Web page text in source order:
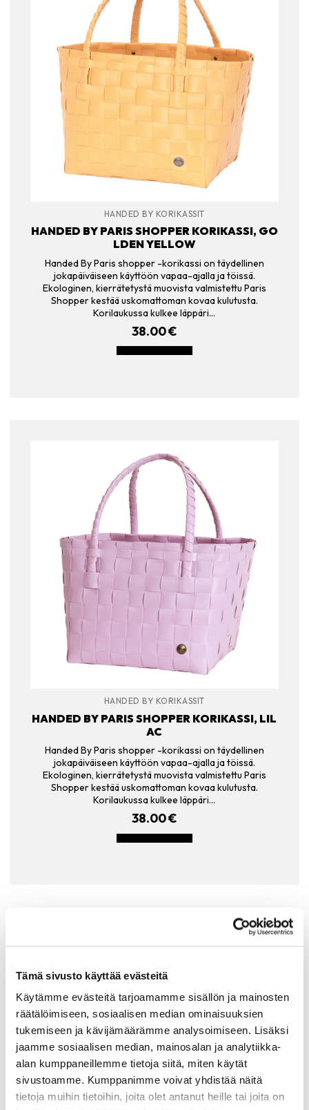
Tämä sivusto käyttää evästeitä
Käytämme evästeitä tarjoamamme sisällön ja mainosten
räätälöimiseen, sosiaalisen median ominaisuuksien
tukemiseen ja kävijämäärämme analysoimiseen. Lisäksi
jaamme sosiaalisen median, mainosalan ja analytiikka-
alan kumppaneillemme tietoja siitä, miten käytät
sivustoamme. Kumppanimme voivat yhdistää näitä
tietoja muihin tietoihin, joita olet antanut heille tai joita on
HANDED BY KORIKASSIT
HANDED BY PARIS SHOPPER KORIKASSI, GO
LDEN YELLOW
Handed By Paris shopper -korikassi on täydellinen
jokapäiväiseen käyttöön vapaa-ajalla ja töissä.
Ekologinen, kierrätetystä muovista valmistettu Paris
Shopper kestää uskomattoman kovaa kulutusta.
Korilaukussa kulkee läppäri…
38.00€
HANDED BY KORIKASSIT
HANDED BY PARIS SHOPPER KORIKASSI, LIL
AC
Handed By Paris shopper -korikassi on täydellinen
jokapäiväiseen käyttöön vapaa-ajalla ja töissä.
Ekologinen, kierrätetystä muovista valmistettu Paris
Shopper kestää uskomattoman kovaa kulutusta.
Korilaukussa kulkee läppäri…
38.00€